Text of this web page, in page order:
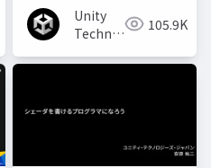
Unity
Technologies105.9K